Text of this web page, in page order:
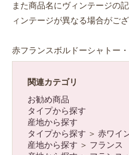
また商品名にヴィンテージの
ィンテージが異なる場合がござ
赤フランスボルドーシャトー
関連カテゴリ
お勧め商品
タイプから探す
産地から探す
タイプから探す ＞ 赤ワイ
産地から探す ＞ フランス